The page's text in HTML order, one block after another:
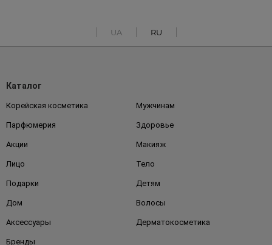
UA RU
Каталог
Корейская косметика Мужчинам
Парфюмерия Здоровье
Акции Макияж
Лицо Тело
Подарки Детям
Дом Волосы
Аксессуары Дерматокосметика
Бренды